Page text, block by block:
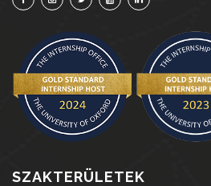
SZAKTERÜLETEK